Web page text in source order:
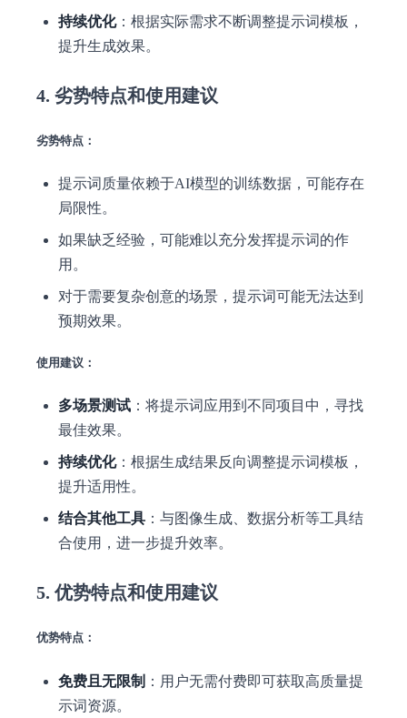
持续优化：根据实际需求不断调整提示词模板，
提升生成效果。
4. 劣势特点和使用建议
劣势特点：
提示词质量依赖于AI模型的训练数据，可能存在
局限性。
如果缺乏经验，可能难以充分发挥提示词的作
用。
对于需要复杂创意的场景，提示词可能无法达到
预期效果。
使用建议：
多场景测试 ：将提示词应用到不同项目中，寻找
最佳效果。
持续优化：根据生成结果反向调整提示词模板，
提升适用性。
结合其他工具 ：与图像生成、数据分析等工具结
合使用，进一步提升效率。
5. 优势特点和使用建议
优势特点：
免费且无限制 ：用户无需付费即可获取高质量提
示词资源。